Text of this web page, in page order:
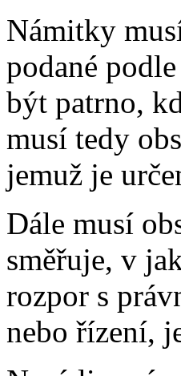
Námitky
podané
být patrno,
musí tedy
jemuž je
Dále musí
směřuje, v
rozpor s
nebo řízení,